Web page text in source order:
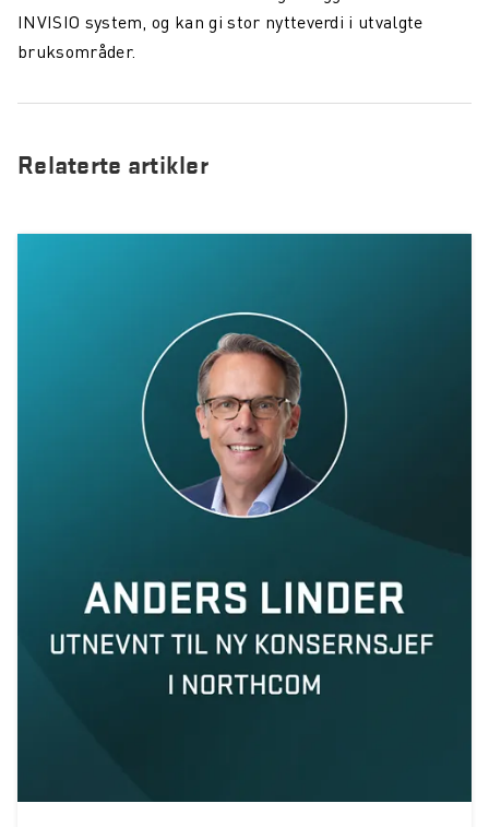
INVISIO system, og kan gi stor nytteverdi i utvalgte
bruksområder.
Relaterte artikler